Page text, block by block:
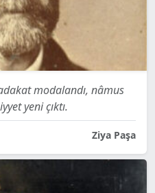
modalandı, nâmus
yeni çıktı.
Ziya Paşa